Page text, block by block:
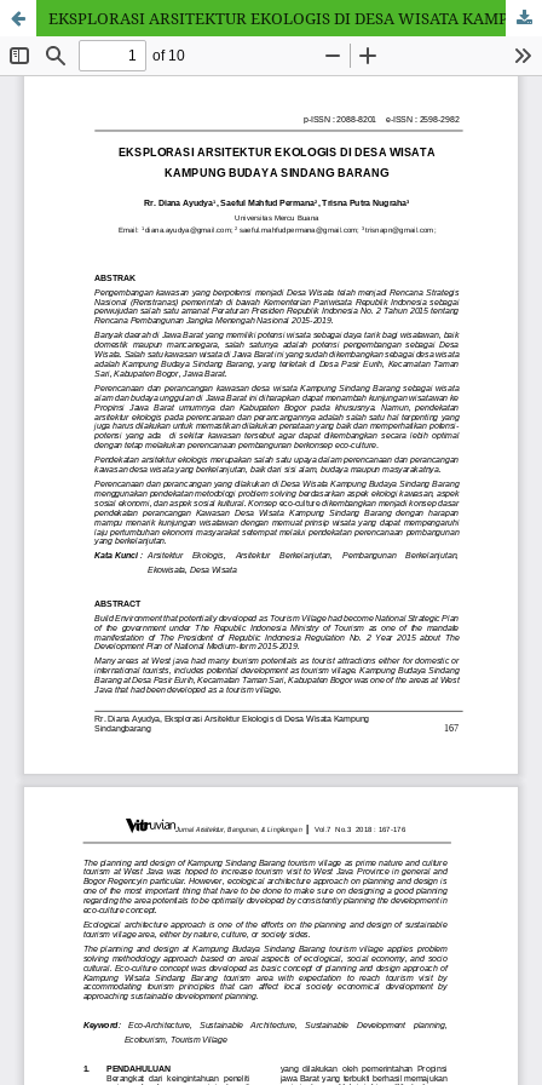
EKSPLORASI ARSITEKTUR EKOLOGIS DI DESA WISATA KAMPUNG BUDAYA SINDANG BARANG